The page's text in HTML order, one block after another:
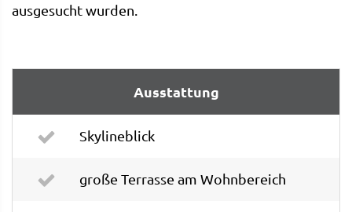
ausgesucht wurden.
Ausstattung
Skylineblick
große Terrasse am Wohnbereich